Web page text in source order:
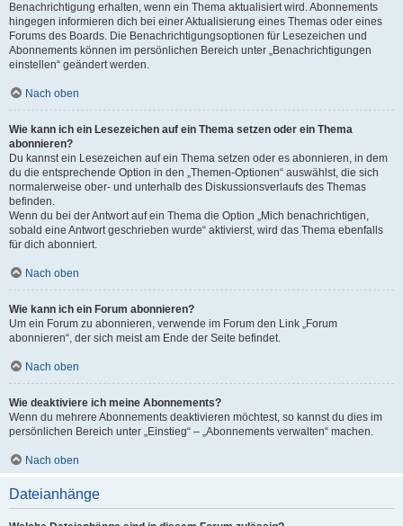
Benachrichtigung erhalten, wenn ein Thema aktualisiert wird. Abonnements
hingegen informieren dich bei einer Aktualisierung eines Themas oder eines
Forums des Boards. Die Benachrichtigungsoptionen für Lesezeichen und
Abonnements können im persönlichen Bereich unter „Benachrichtigungen
einstellen“ geändert werden.
Nach oben
Wie kann ich ein Lesezeichen auf ein Thema setzen oder ein Thema
abonnieren?
Du kannst ein Lesezeichen auf ein Thema setzen oder es abonnieren, in dem
du die entsprechende Option in den „Themen-Optionen“ auswählst, die sich
normalerweise ober- und unterhalb des Diskussionsverlaufs des Themas
befinden.
Wenn du bei der Antwort auf ein Thema die Option „Mich benachrichtigen,
sobald eine Antwort geschrieben wurde“ aktivierst, wird das Thema ebenfalls
für dich abonniert.
Nach oben
Wie kann ich ein Forum abonnieren?
Um ein Forum zu abonnieren, verwende im Forum den Link „Forum
abonnieren“, der sich meist am Ende der Seite befindet.
Nach oben
Wie deaktiviere ich meine Abonnements?
Wenn du mehrere Abonnements deaktivieren möchtest, so kannst du dies im
persönlichen Bereich unter „Einstieg“ – „Abonnements verwalten“ machen.
Nach oben
Dateianhänge